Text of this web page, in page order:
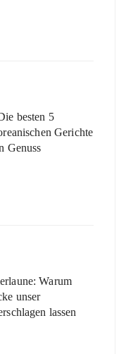
besten 5
Gerichte
Genuss
Warum
unser
lassen